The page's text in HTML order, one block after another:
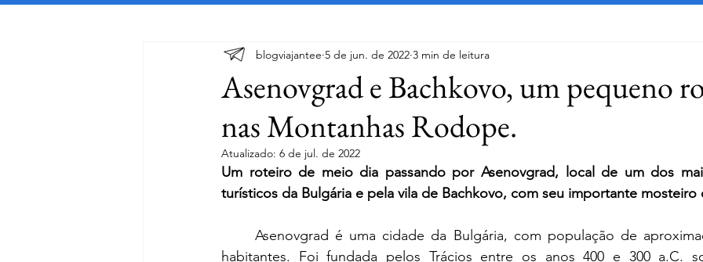
Asenovgrad e Bachkovo, um pequeno
nas Montanhas Rodope.
blogviajantee 5 de jun. de 2022 3 min de leitura
Atualizado: 6 de jul. de 2022
Um roteiro de meio dia passando por Asenovgrad, local de um dos
turísticos da Bulgária e pela vila de Bachkovo, com seu importante
Asenovgrad é uma cidade da Bulgária, com população de
habitantes. Foi fundada pelos Trácios entre os anos 400 e 300 a.C.